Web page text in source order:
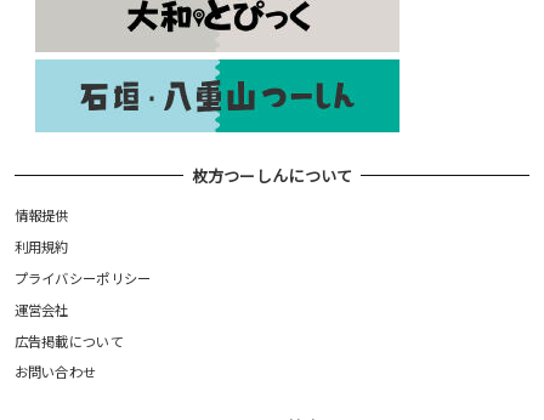
枚方つーしんについて
情報提供
利用規約
プライバシーポリシー
運営会社
広告掲載について
お問い合わせ